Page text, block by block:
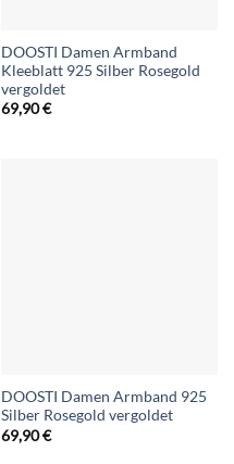
DOOSTI Damen Armband
Kleeblatt 925 Silber Rosegold
vergoldet
69,90€
DOOSTI Damen Armband 925
Silber Rosegold vergoldet
69,90€